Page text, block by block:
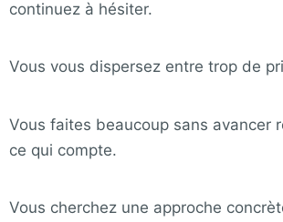
continuez à hésiter.
Vous vous dispersez entre trop de
Vous faites beaucoup sans avancer
ce qui compte.
Vous cherchez une approche